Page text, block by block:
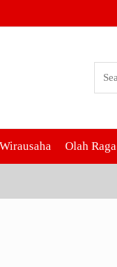
Wirausaha Olah Raga
desa